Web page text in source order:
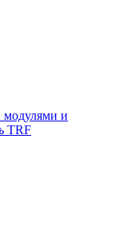
модулями и
TRF